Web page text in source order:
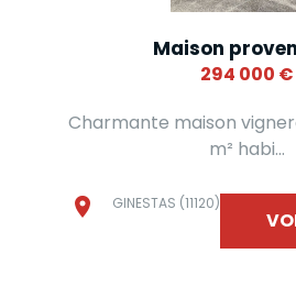
Maison
294 000 €
Charmante maison
m² habi...
GINESTAS (11120)